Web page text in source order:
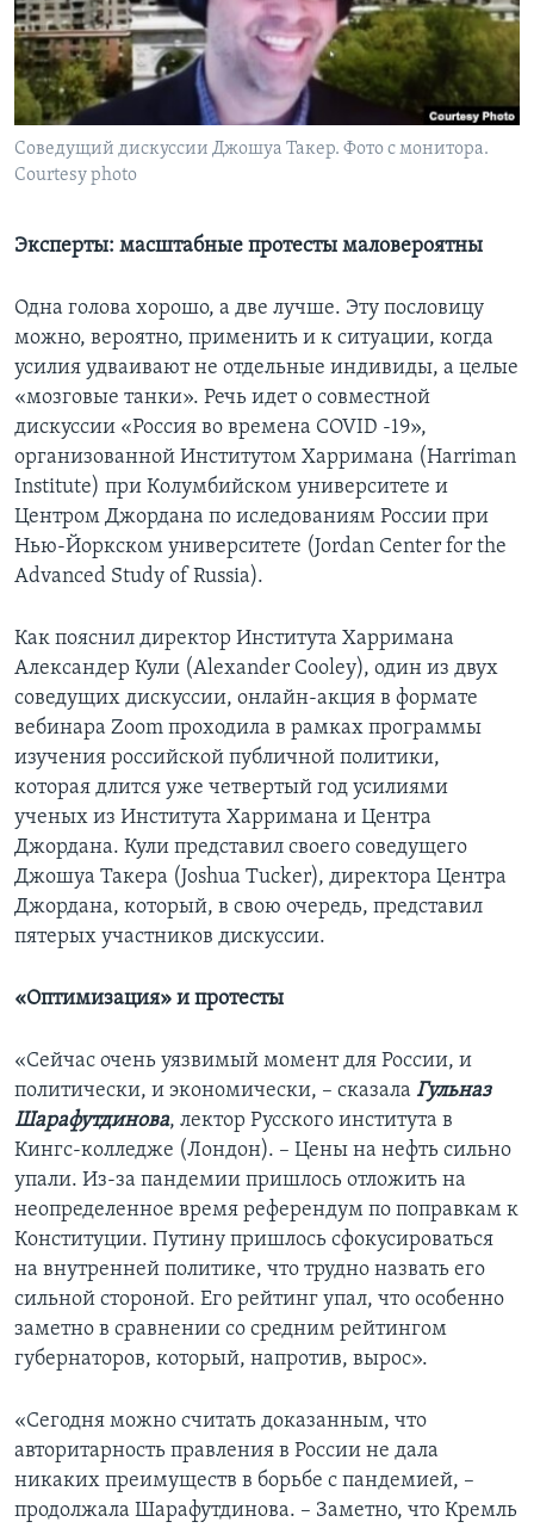
Learning English
СОЦИАЛЬНЫЕ СЕТИ
Соведущий дискуссии Джошуа Такер. Фото с монитора.
Courtesy photo
Эксперты: масштабные протесты маловероятны
Одна голова хорошо, а две лучше. Эту пословицу
можно, вероятно, применить и к ситуации, когда
усилия удваивают не отдельные индивиды, а целые
«мозговые танки». Речь идет о совместной
дискуссии «Россия во времена COVID -19»,
организованной Институтом Харримана (Harriman
Institute) при Колумбийском университете и
Центром Джордана по иследованиям России при
Нью-Йоркском университете (Jordan Center for the
Advanced Study of Russia).
Как пояснил директор Института Харримана
Александер Кули (Alexander Cooley), один из двух
соведущих дискуссии, онлайн-акция в формате
вебинара Zoom проходила в рамках программы
изучения российской публичной политики,
которая длится уже четвертый год усилиями
ученых из Института Харримана и Центра
Джордана. Кули представил своего соведущего
Джошуа Такера (Joshua Tucker), директора Центра
Джордана, который, в свою очередь, представил
пятерых участников дискуссии.
«Оптимизация» и протесты
«Сейчас очень уязвимый момент для России, и
политически, и экономически, – сказала Гульназ
Шарафутдинова, лектор Русского института в
Кингс-колледже (Лондон). – Цены на нефть сильно
упали. Из-за пандемии пришлось отложить на
неопределенное время референдум по поправкам к
Конституции. Путину пришлось сфокусироваться
на внутренней политике, что трудно назвать его
сильной стороной. Его рейтинг упал, что особенно
заметно в сравнении со средним рейтингом
губернаторов, который, напротив, вырос».
«Сегодня можно считать доказанным, что
авторитарность правления в России не дала
никаких преимуществ в борьбе с пандемией, –
продолжала Шарафутдинова. – Заметно, что Кремль